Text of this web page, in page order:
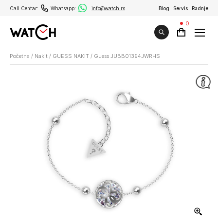
Call Centar: Whatsapp: info@watch.rs Blog Servis Radnje
0
Početna / Nakit / GUESS NAKIT / Guess JUBB01394JWRHS